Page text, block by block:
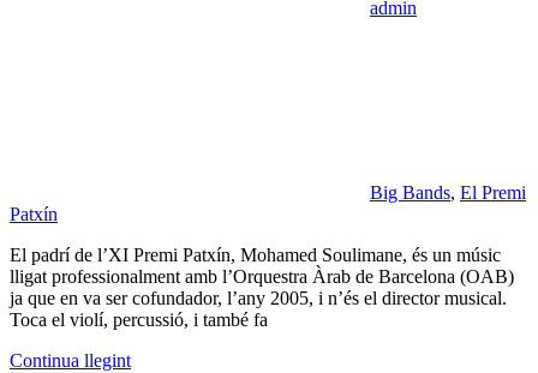
admin
Big Bands, El Premi
Patxín
El padrí de l’XI Premi Patxín, Mohamed Soulimane, és un músic
lligat professionalment amb l’Orquestra Àrab de Barcelona (OAB)
ja que en va ser cofundador, l’any 2005, i n’és el director musical.
Toca el violí, percussió, i també fa
Continua llegint